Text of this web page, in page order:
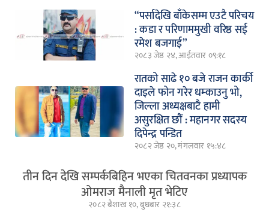
“पर्सादेखि बाँकेसम्म एउटै परिचय
: कडा र परिणाममुखी वरिष्ठ सई
रमेश बजगाई”
२०८३ जेष्ठ २४, आईतवार ०९:१८
रातको साढे १० बजे राजन कार्की
दाइले फोन गरेर धम्काउनु भो,
जिल्ला अध्यक्षबाटै हामी
असुरक्षित छौं : महानगर सदस्य
दिपेन्द्र पन्डित
२०८२ जेष्ठ २०, मंगलवार १५:४८
तीन दिन देखि सम्पर्कबिहिन भएका चितवनका प्रध्यापक
ओमराज मैनाली मृत भेटिए
२०८२ बैशाख १०, बुधबार २१:३८